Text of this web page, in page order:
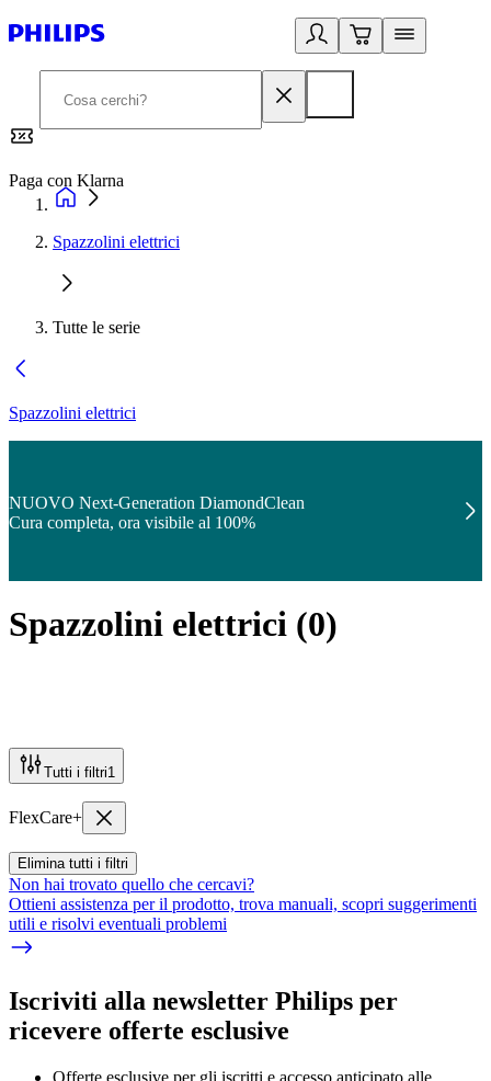
Paga con Klarna
Spazzolini elettrici
Tutte le serie
Spazzolini elettrici
NUOVO Next-Generation DiamondClean
Cura completa, ora visibile al 100%
Spazzolini elettrici (0)
Tutti i filtri1
FlexCare+
Elimina tutti i filtri
Non hai trovato quello che cercavi?
Ottieni assistenza per il prodotto, trova manuali, scopri suggerimenti
utili e risolvi eventuali problemi
Iscriviti alla newsletter Philips per
ricevere offerte esclusive
Offerte esclusive per gli iscritti e accesso anticipato alle